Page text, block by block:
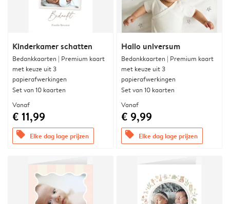
Kinderkamer schatten
Bedankkaarten | Premium kaart
met keuze uit 3
papierafwerkingen
Set van 10 kaarten
Vanaf
€ 11,99
offers Elke dag lage prijzen
Hallo universum
Bedankkaarten | Premium kaart
met keuze uit 3
papierafwerkingen
Set van 10 kaarten
Vanaf
€ 9,99
offers Elke dag lage prijzen